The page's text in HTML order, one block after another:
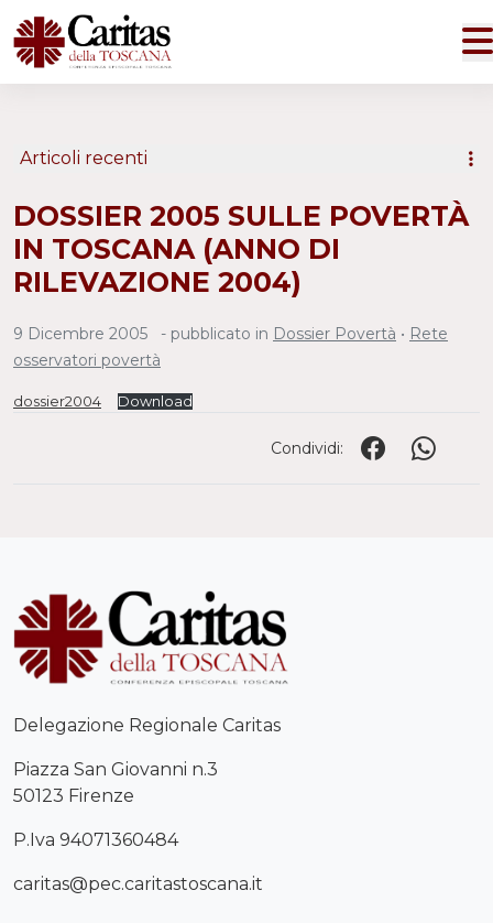
DOSSIER 2005 SULLE POVERTÀ
IN TOSCANA (ANNO DI
RILEVAZIONE 2004)
9 Dicembre 2005 - pubblicato in Dossier Povertà • Rete
osservatori povertà
dossier2004 Download
Condividi:
Articoli recenti
Delegazione Regionale Caritas
Piazza San Giovanni n.3
50123 Firenze
P.Iva 94071360484
caritas@pec.caritastoscana.it